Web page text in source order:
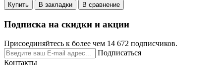
Купить В закладки В сравнение
Подписка на скидки и акции
Присоединяйтесь к более чем 14 672 подписчиков.
Подписаться
Контакты